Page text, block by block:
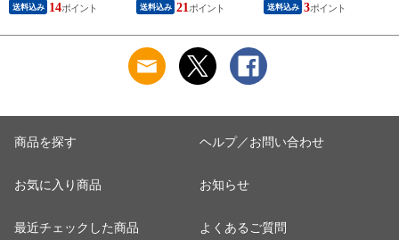
送料込み 14 送料込み 21 送料込み 3
商品を探す
お気に入り商品
最近チェックした商品
ヘルプ／お問い合わせ
お知らせ
よくあるご質問